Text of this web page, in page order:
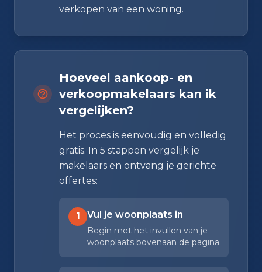
verkopen van een woning.
Hoeveel aankoop- en
verkoopmakelaars kan ik
vergelijken?
Het proces is eenvoudig en volledig
gratis. In 5 stappen vergelijk je
makelaars en ontvang je gerichte
offertes:
1 Vul je woonplaats in
Begin met het invullen van je
woonplaats bovenaan de pagina